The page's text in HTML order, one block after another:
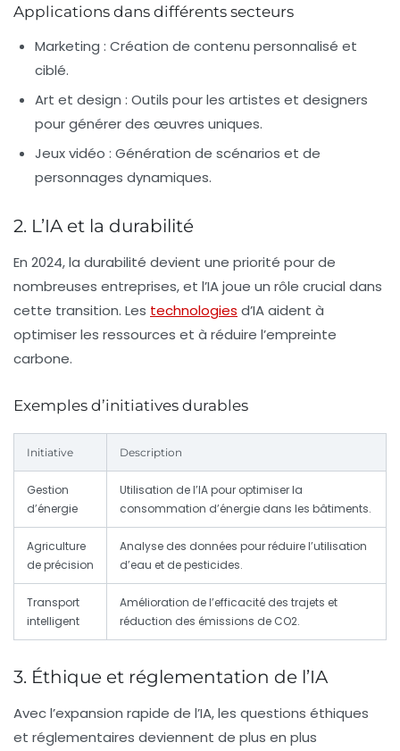
Applications dans différents secteurs
Marketing : Création de contenu personnalisé et
ciblé.
Art et design : Outils pour les artistes et designers
pour générer des œuvres uniques.
Jeux vidéo : Génération de scénarios et de
personnages dynamiques.
2. L’IA et la durabilité
En 2024, la durabilité devient une priorité pour de
nombreuses entreprises, et l’IA joue un rôle crucial dans
cette transition. Les technologies d’IA aident à
optimiser les ressources et à réduire l’empreinte
carbone.
Exemples d’initiatives durables
Initiative Description
Gestion
d’énergie
Utilisation de l’IA pour optimiser la
consommation d’énergie dans les bâtiments.
Agriculture
de précision
Analyse des données pour réduire l’utilisation
d’eau et de pesticides.
Transport
intelligent
Amélioration de l’efficacité des trajets et
réduction des émissions de CO2.
3. Éthique et réglementation de l’IA
Avec l’expansion rapide de l’IA, les questions éthiques
et réglementaires deviennent de plus en plus